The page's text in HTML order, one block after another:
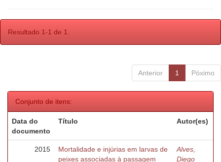
Resultado 1-1 de 1.
Anterior 1 Póximo
Conjunto de itens:
Data do
documento
Título Autor(es)
2015
Mortalidade e injúrias em larvas de
peixes associadas à passagem
Alves,
Diego